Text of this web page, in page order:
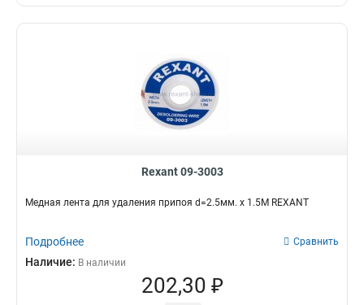
Rexant 09-3003
Медная лента для удаления припоя d=2.5мм. x 1.5М REXANT
Подробнее Сравнить
Наличие: В наличии
202,30 ₽